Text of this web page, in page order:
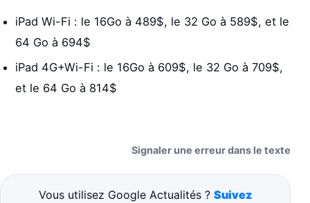
iPad Wi-Fi : le 16Go à 489$, le 32 Go à 589$, et le
64 Go à 694$
iPad 4G+Wi-Fi : le 16Go à 609$, le 32 Go à 709$,
et le 64 Go à 814$
Signaler une erreur dans le texte
Vous utilisez Google Actualités ? Suivez